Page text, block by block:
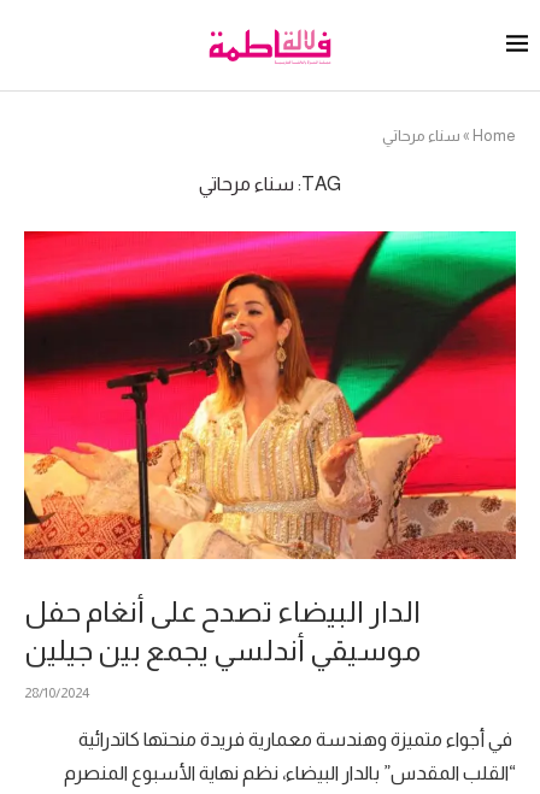
Home
» سناء مرحاتي
TAG: سناء مرحاتي
الدار البيضاء تصدح على أنغام حفل
موسيقي أندلسي يجمع بين جيلين
28/10/2024
في أجواء متميزة وهندسة معمارية فريدة منحتها كاتدرائية
“القلب المقدس” بالدار البيضاء، نظم نهاية الأسبوع المنصرم